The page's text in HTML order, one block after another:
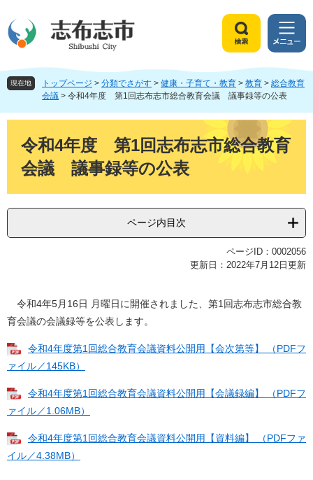
ジ
頭
ュ
飛
索
メ
ニ
ュ
ー
現在地 トップページ > 分類でさがす > 健康・子育て・教育 > 教育 > 総合教育
会議 > 令和4年度 第1回志布志市総合教育会議 議事録等の公表
令和4年度 第1回志布志市総合教育
会議 議事録等の公表
ページ内目次
ページID：0002056
更新日：2022年7月12日更新
令和4年5月16日 月曜日に開催されました、第1回志布志市総合教
育会議の会議録等を公表します。
令和4年度第1回総合教育会議資料公開用【会次第等】 （PDFフ
ァイル／145KB）
令和4年度第1回総合教育会議資料公開用【会議録編】 （PDFフ
ァイル／1.06MB）
令和4年度第1回総合教育会議資料公開用【資料編】 （PDFファ
イル／4.38MB）